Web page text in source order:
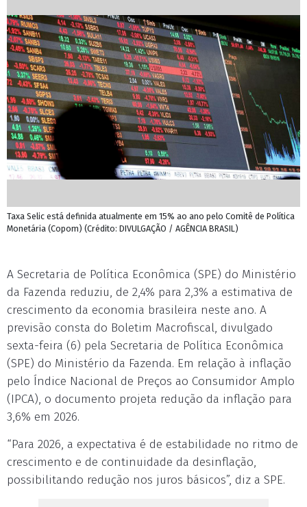
Taxa Selic está definida atualmente em 15% ao ano pelo Comitê de Política
Monetária (Copom) (Crédito: DIVULGAÇÃO / AGÊNCIA BRASIL)
A Secretaria de Política Econômica (SPE) do Ministério
da Fazenda reduziu, de 2,4% para 2,3% a estimativa de
crescimento da economia brasileira neste ano. A
previsão consta do Boletim Macrofiscal, divulgado
sexta-feira (6) pela Secretaria de Política Econômica
(SPE) do Ministério da Fazenda. Em relação à inflação
pelo Índice Nacional de Preços ao Consumidor Amplo
(IPCA), o documento projeta redução da inflação para
3,6% em 2026.
“Para 2026, a expectativa é de estabilidade no ritmo de
crescimento e de continuidade da desinflação,
possibilitando redução nos juros básicos”, diz a SPE.